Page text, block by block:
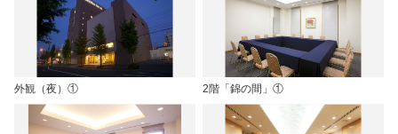
外観（夜）① 2階「錦の間」①